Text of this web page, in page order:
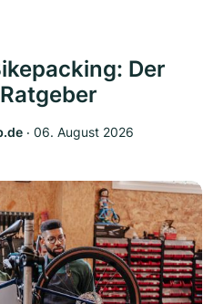
Der
‧ 06. August 2026